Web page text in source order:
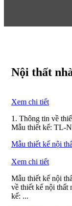
Nội thất
Xem chi tiết
1. Thông tin về
Mẫu thiết kế: TL-
Mẫu thiết kế nội
Xem chi tiết
Mẫu thiết kế nội
về thiết kế nội thất
kế: ...